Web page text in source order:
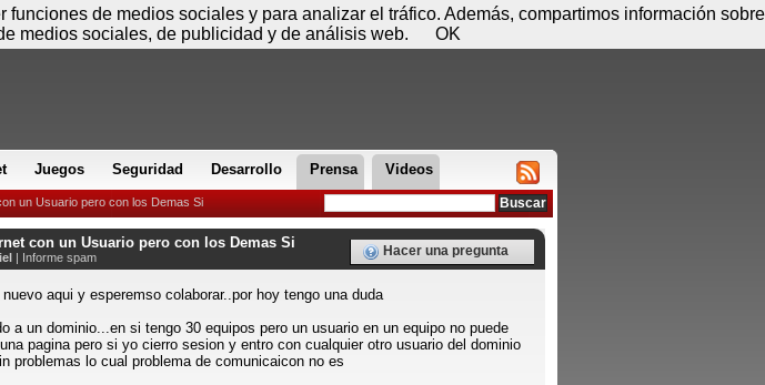
Juegos Seguridad Desarrollo Prensa Videos
un Usuario pero con los Demas Si
con un Usuario pero con los Demas Si
| Informe spam Hacer una pregunta
aqui y esperemso colaborar..por hoy tengo una duda
a un dominio...en si tengo 30 equipos pero un usuario en un equipo no puede
pagina pero si yo cierro sesion y entro con cualquier otro usuario del dominio
problemas lo cual problema de comunicaicon no es
Sábado 08 de agosto - 09:15 Registrar Conectar
de medios sociales y para analizar el tráfico. Además, compartimos información sobre
medios sociales, de publicidad y de análisis web.
OK